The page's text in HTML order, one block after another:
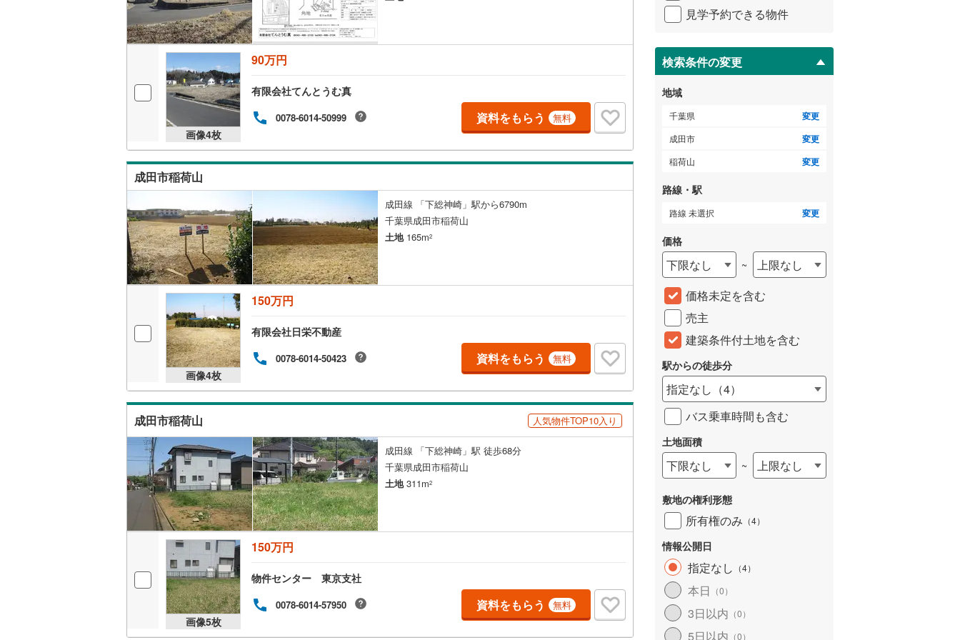
画像4枚
90万円
有限会社てんとうむ真
0078-6014-50999 資料をもらう 無料
成田市稲荷山
成田線 「下総神崎」駅から6790m
千葉県成田市稲荷山
土地165m2
画像4枚
150万円
有限会社日栄不動産
0078-6014-50423 資料をもらう 無料
成田市稲荷山 人気物件TOP10入り
成田線 「下総神崎」駅 徒歩68分
千葉県成田市稲荷山
土地311m2
画像5枚
150万円
物件センター 東京支社
0078-6014-57950 資料をもらう 無料
イ
ペ
ジ
に
保
存
す
る
見学予約できる物件
検索条件の変更
地域
千葉県 変更
成田市 変更
稲荷山 変更
路線・駅
路線 未選択 変更
価格
下限なし ~
上限なし
価格未定を含む
売主
建築条件付土地を含む
駅からの徒歩分
指定なし （4）
バス乗車時間も含む
土地面積
下限なし ~ 上限なし
敷地の権利形態
所有権のみ （4）
情報公開日
指定なし （4）
本日 （0）
3日以内 （0）
5日以内 （0）
夷隅郡御宿町 (1)